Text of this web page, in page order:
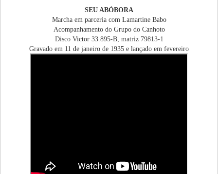
SEU ABÓBORA
Marcha em parceria com Lamartine Babo
Acompanhamento do Grupo do Canhoto
Disco Victor 33.895-B, matriz 79813-1
Gravado em 11 de janeiro de 1935 e lançado em fevereiro